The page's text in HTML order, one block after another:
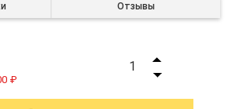
Отзывы
₽
1